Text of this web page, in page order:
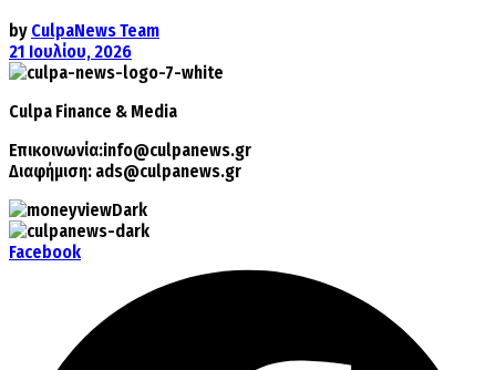
by CulpaNews Team
21 Ιουλίου, 2026
Culpa Finance & Media
Επικοινωνία:info@culpanews.gr
Διαφήμιση: ads@culpanews.gr
Facebook